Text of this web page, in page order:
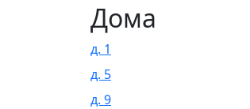
Дома
д. 1
д. 5
д. 9